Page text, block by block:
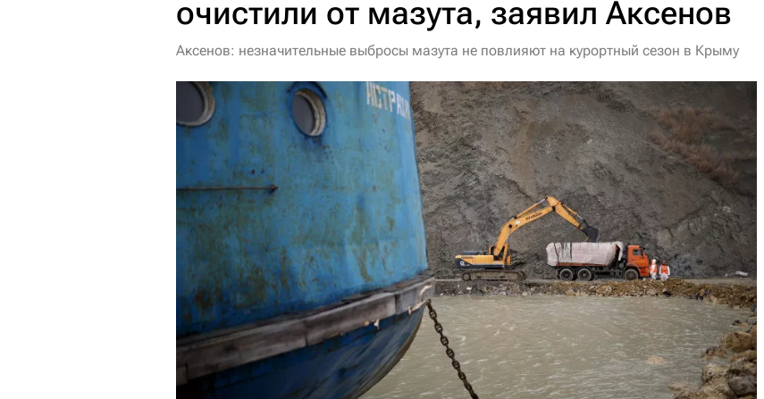
очистили от мазута, заявил Аксенов
Аксенов: незначительные выбросы мазута не повлияют на курортный сезон в Крыму